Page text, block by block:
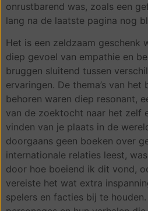
onrustbarend was, zoals een
lang na de laatste pagina nog
Het is een zeldzaam geschenk
diep gevoel van empathie en
bruggen sluitend tussen
ervaringen. De thema’s van
behoren waren diep resonant,
van de zoektocht naar het zelf
vinden van je plaats in de
doorgaans geen boeken over
internationale relaties leest,
door hoe boeiend ik dit vond,
vereiste het wat extra
spelers en facties bij te